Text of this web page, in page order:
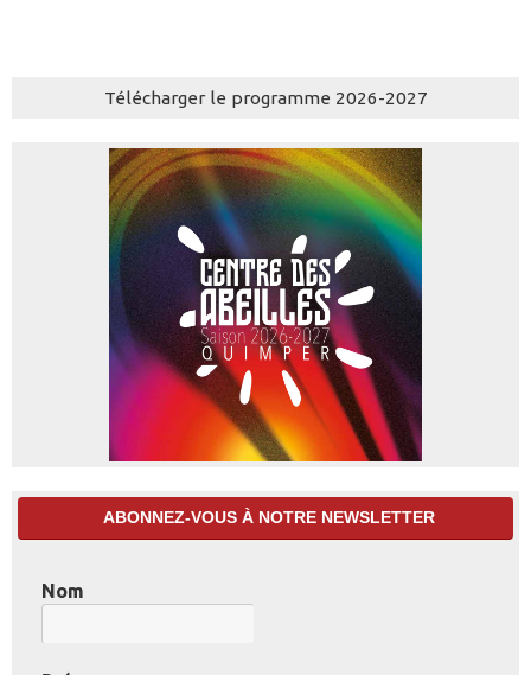
Télécharger le programme 2026-2027
ABONNEZ-VOUS À NOTRE NEWSLETTER
Nom